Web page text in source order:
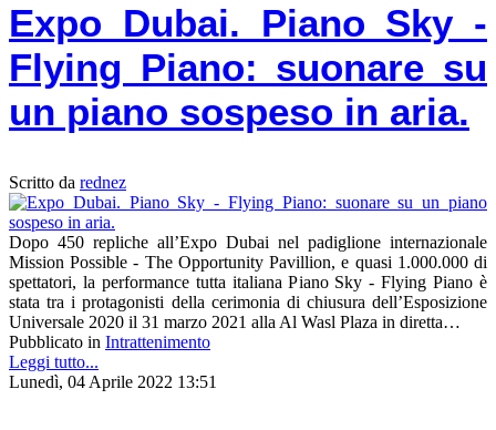
Expo Dubai. Piano Sky -
Flying Piano: suonare su
un piano sospeso in aria.
Scritto da rednez
Dopo 450 repliche all’Expo Dubai nel padiglione internazionale
Mission Possible - The Opportunity Pavillion, e quasi 1.000.000 di
spettatori, la performance tutta italiana Piano Sky - Flying Piano è
stata tra i protagonisti della cerimonia di chiusura dell’Esposizione
Universale 2020 il 31 marzo 2021 alla Al Wasl Plaza in diretta…
Pubblicato in Intrattenimento
Leggi tutto...
Lunedì, 04 Aprile 2022 13:51